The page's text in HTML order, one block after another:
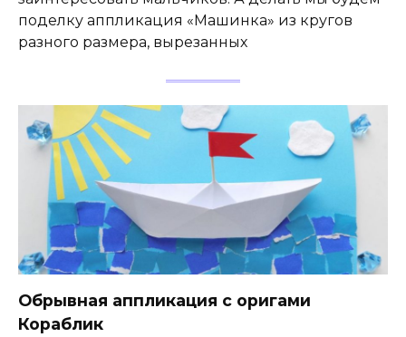
поделку аппликация «Машинка» из кругов
разного размера, вырезанных
Обрывная аппликация с оригами
Кораблик